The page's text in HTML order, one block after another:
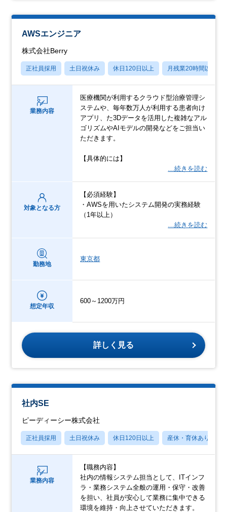
AWSエンジニア
株式会社Berry
正社員採用 土日祝休み 休日120日以上 月残業20時間以内
業務内容
医療機関が利用するクラウド型治療管理シ
ステムや、毎年数万人が利用する患者向け
アプリ、た3Dデータを活用した複雑なアル
ゴリズムやAIモデルの開発などをご担当い
ただきます。
【具体的には】
…続きを読む
対象となる方
【必須経験】
・AWSを用いたシステム開発の実務経験
（1年以上）
…続きを読む
勤務地
東京都
想定年収
600～1200万円
詳しく見る
社内SE
ピーディーシー株式会社
正社員採用 土日祝休み 休日120日以上 産休・育休あり
業務内容
【職務内容】
社内の情報システム担当として、ITインフ
ラ・業務システム全般の運用・保守・改善
を担い、社員が安心して業務に集中できる
環境を維持・向上させていただきます。